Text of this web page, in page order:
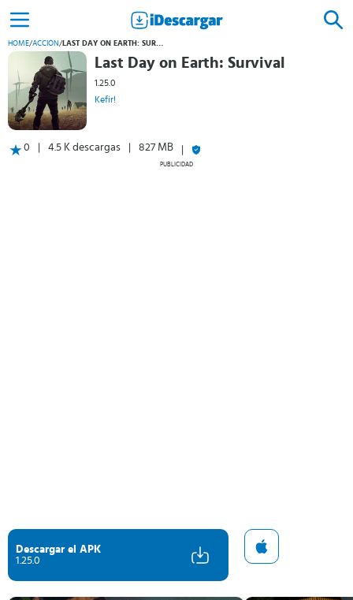
HOME/ACCIÓN/ LAST DAY ON EARTH: SURVIVAL
Last Day on Earth: Survival
1.25.0
Kefir!
0 4.5 K descargas 827 MB
PUBLICIDAD
Descargar el APK
1.25.0